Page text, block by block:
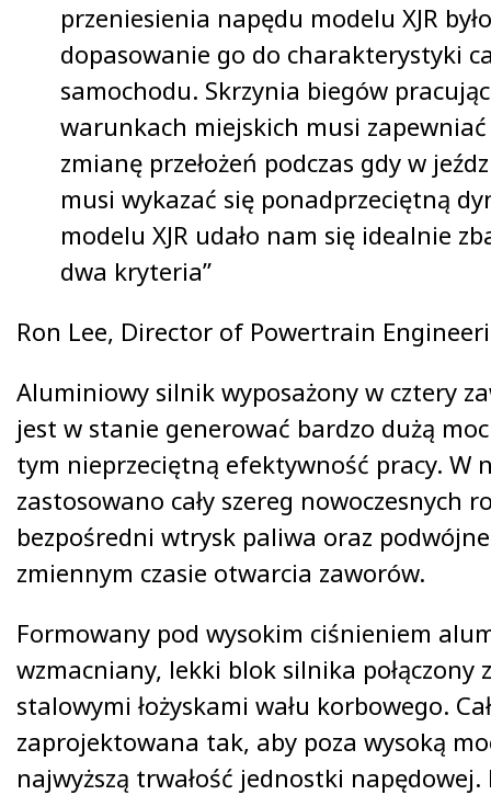
przeniesienia napędu modelu XJR było
dopasowanie go do charakterystyki
samochodu. Skrzynia biegów
warunkach miejskich musi zapewniać
zmianę przełożeń podczas gdy w
musi wykazać się ponadprzeciętną
modelu XJR udało nam się idealnie
dwa kryteria”
Ron Lee, Director of Powertrain
Aluminiowy silnik wyposażony w cztery
jest w stanie generować bardzo dużą
tym nieprzeciętną efektywność pracy. W
zastosowano cały szereg nowoczesnych
bezpośredni wtrysk paliwa oraz
zmiennym czasie otwarcia zaworów.
Formowany pod wysokim ciśnieniem
wzmacniany, lekki blok silnika połączony
stalowymi łożyskami wału korbowego.
zaprojektowana tak, aby poza wysoką
najwyższą trwałość jednostki napędowej.